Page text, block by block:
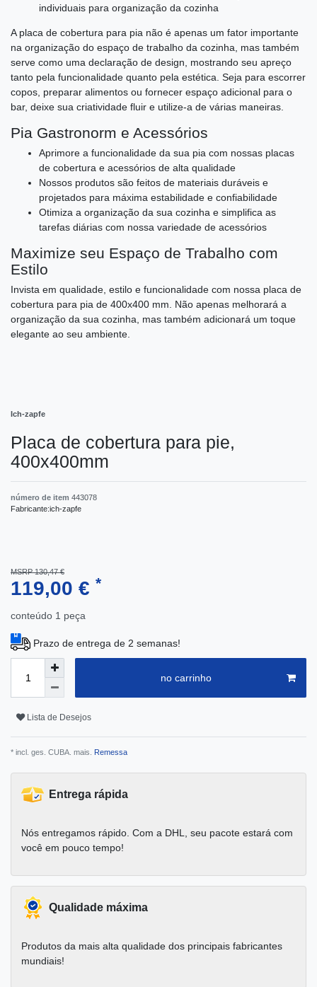
individuais para organização da cozinha
A placa de cobertura para pia não é apenas um fator importante
na organização do espaço de trabalho da cozinha, mas também
serve como uma declaração de design, mostrando seu apreço
tanto pela funcionalidade quanto pela estética. Seja para escorrer
copos, preparar alimentos ou fornecer espaço adicional para o
bar, deixe sua criatividade fluir e utilize-a de várias maneiras.
Pia Gastronorm e Acessórios
Aprimore a funcionalidade da sua pia com nossas placas
de cobertura e acessórios de alta qualidade
Nossos produtos são feitos de materiais duráveis e
projetados para máxima estabilidade e confiabilidade
Otimiza a organização da sua cozinha e simplifica as
tarefas diárias com nossa variedade de acessórios
Maximize seu Espaço de Trabalho com
Estilo
Invista em qualidade, estilo e funcionalidade com nossa placa de
cobertura para pia de 400x400 mm. Não apenas melhorará a
organização da sua cozinha, mas também adicionará um toque
elegante ao seu ambiente.
Ich-zapfe
Placa de cobertura para pie,
400x400mm
número de item 443078
Fabricante:ich-zapfe
MSRP 130,47 €
119,00 € *
conteúdo 1 peça
Prazo de entrega de 2 semanas!
no carrinho
Lista de Desejos
* incl. ges. CUBA. mais. Remessa
Entrega rápida
Nós entregamos rápido. Com a DHL, seu pacote estará com
você em pouco tempo!
Qualidade máxima
Produtos da mais alta qualidade dos principais fabricantes
mundiais!